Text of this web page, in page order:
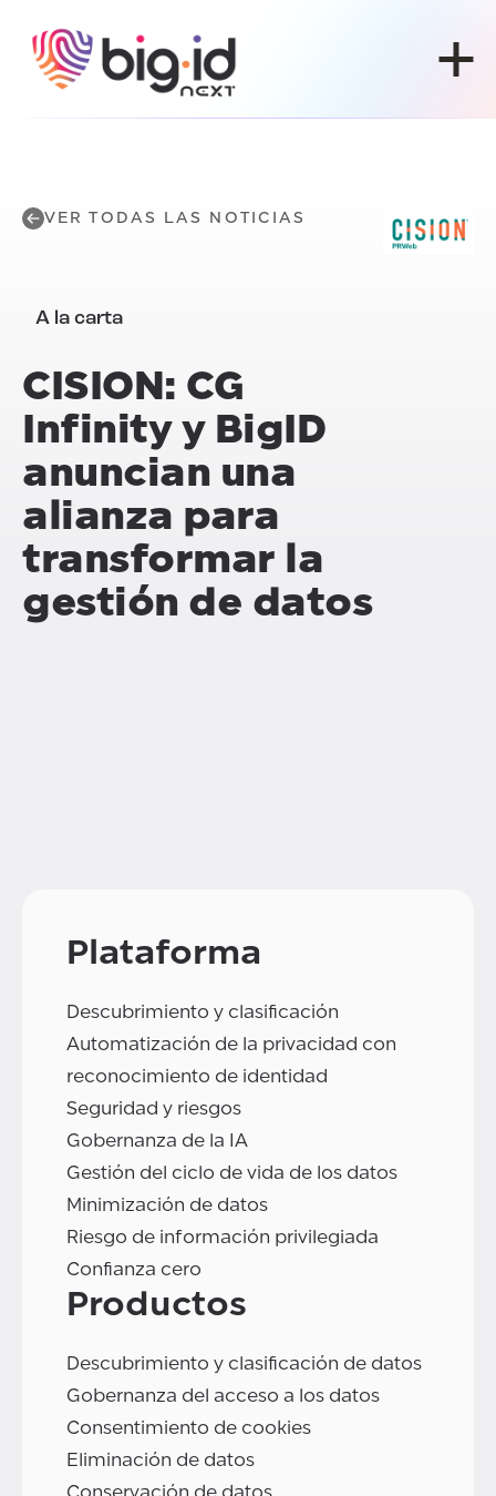
VER TODAS LAS NOTICIAS
A la carta
CISION: CG
Infinity y BigID
anuncian una
alianza para
transformar la
gestión de datos
Plataforma
Descubrimiento y clasificación
Automatización de la privacidad con
reconocimiento de identidad
Seguridad y riesgos
Gobernanza de la IA
Gestión del ciclo de vida de los datos
Minimización de datos
Riesgo de información privilegiada
Confianza cero
Productos
Descubrimiento y clasificación de datos
Gobernanza del acceso a los datos
Consentimiento de cookies
Eliminación de datos